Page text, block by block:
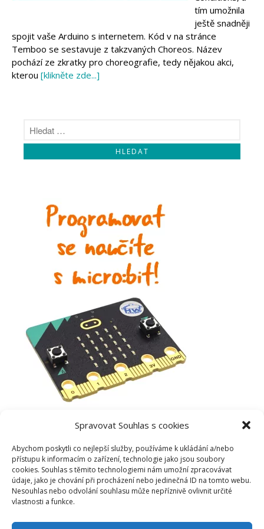
Spravovat Souhlas s cookies
Abychom poskytli co nejlepší služby, používáme k ukládání a/nebo
přístupu k informacím o zařízení, technologie jako jsou soubory
cookies. Souhlas s těmito technologiemi nám umožní zpracovávat
údaje, jako je chování při procházení nebo jedinečná ID na tomto webu.
Nesouhlas nebo odvolání souhlasu může nepříznivě ovlivnit určité
vlastnosti a funkce.
Makeblock
Koupit
tím umožnila
ještě snadněji
spojit vaše Arduino s internetem. Kód v na stránce
Temboo se sestavuje z takzvaných Choreos. Název
pochází ze zkratky pro choreografie, tedy nějakou akci,
kterou [klikněte zde...]